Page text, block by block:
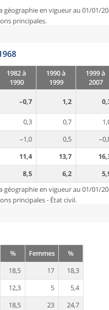
en vigueur au 01/01/
principales.
1982 à
1990
1990 à
1999
1999 à
2007
–0,7 1,2
0,3 0,7
–1,0 0,5
11,4 13,7
8,5 6,2
en vigueur au 01/01/
principales - État civil.
% Femmes
%
18,5 17
18,3
12,3 5
5,4
18,5 23
24,7